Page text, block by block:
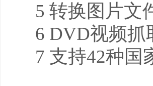
5 转换图片文
6 DVD视频抓
7 支持42种国